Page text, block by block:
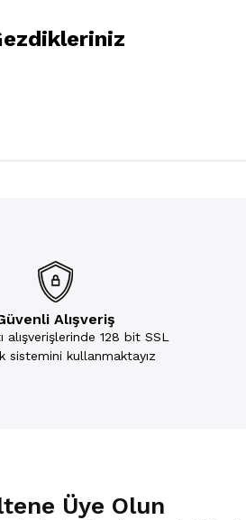
Alışveriş
alışverişlerinde 128 bit SSL
sistemini kullanmaktayız
Üye Olun